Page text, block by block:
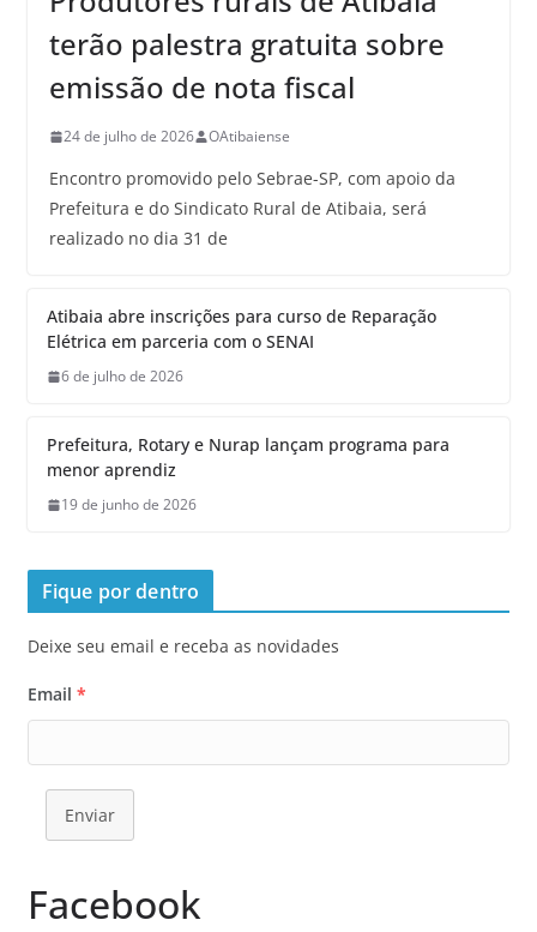
terão palestra gratuita sobre
emissão de nota fiscal
24 de julho de 2026 OAtibaiense
Encontro promovido pelo Sebrae-SP, com apoio da
Prefeitura e do Sindicato Rural de Atibaia, será
realizado no dia 31 de
Atibaia abre inscrições para curso de Reparação
Elétrica em parceria com o SENAI
6 de julho de 2026
Prefeitura, Rotary e Nurap lançam programa para
menor aprendiz
19 de junho de 2026
Fique por dentro
Deixe seu email e receba as novidades
Email *
Enviar
Facebook